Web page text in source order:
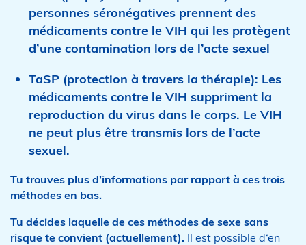
personnes séronégatives prennent des
médicaments contre le VIH qui les protègent
d’une contamination lors de l’acte sexuel
TaSP (protection à travers la thérapie): Les
médicaments contre le VIH suppriment la
reproduction du virus dans le corps. Le VIH
ne peut plus être transmis lors de l’acte
sexuel.
Tu trouves plus d’informations par rapport à ces trois
méthodes en bas.
Tu décides laquelle de ces méthodes de sexe sans
risque te convient (actuellement). Il est possible d‘en